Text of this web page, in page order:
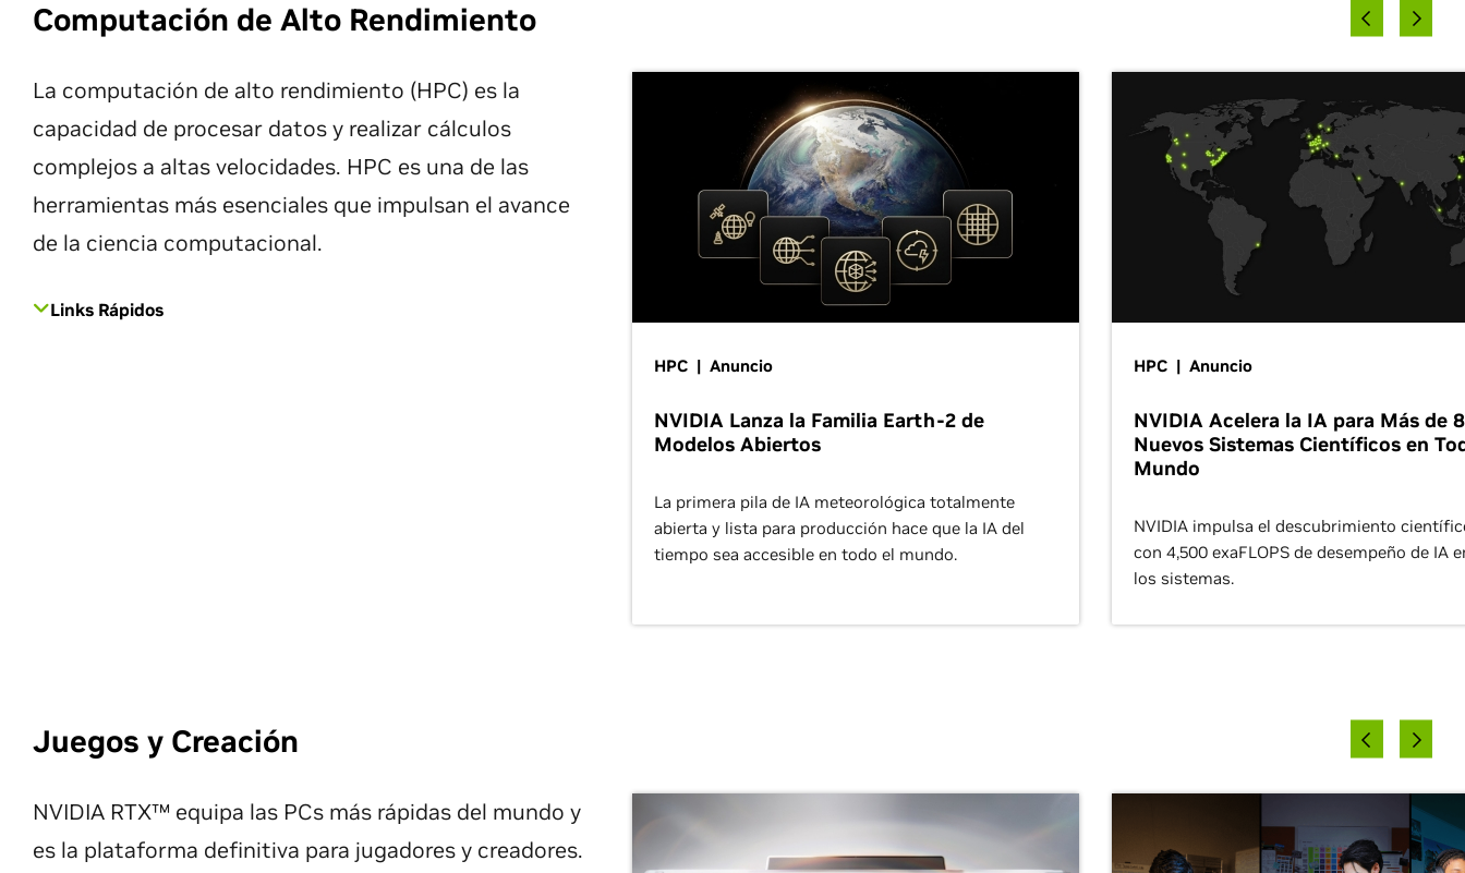
Computación de Alto Rendimiento
La computación de alto rendimiento (HPC) es la
capacidad de procesar datos y realizar cálculos
complejos a altas velocidades. HPC es una de las
herramientas más esenciales que impulsan el avance
de la ciencia computacional.
Links Rápidos
HPC | Anuncio
NVIDIA Lanza la Familia Earth-2 de
Modelos Abiertos
La primera pila de IA meteorológica totalmente
abierta y lista para producción hace que la IA del
tiempo sea accesible en todo el mundo.
HPC | Anuncio
NVIDIA Acelera la IA para Más de
Nuevos Sistemas Científicos en
Mundo
NVIDIA impulsa el descubrimiento
con 4,500 exaFLOPS de desempeño de IA
los sistemas.
Juegos y Creación
NVIDIA RTX™ equipa las PCs más rápidas del mundo y
es la plataforma definitiva para jugadores y creadores.